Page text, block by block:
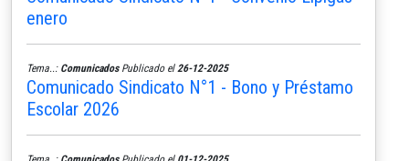
enero
Tema..: ComunicadosPublicado el 26-12-2025
Comunicado Sindicato N°1 - Bono y Préstamo
Escolar 2026